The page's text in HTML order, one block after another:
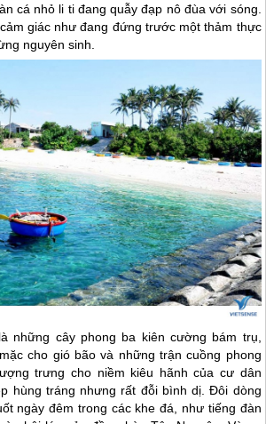
cá nhỏ li ti đang quẫy đạp nô đùa với sóng.
giác như đang đứng trước một thảm thực
nguyên sinh.
những cây phong ba kiên cường bám trụ,
cho gió bão và những trận cuồng phong
trưng cho niềm kiêu hãnh của cư dân
hùng tráng nhưng rất đỗi bình dị. Đôi dòng
ngày đêm trong các khe đá, như tiếng đàn